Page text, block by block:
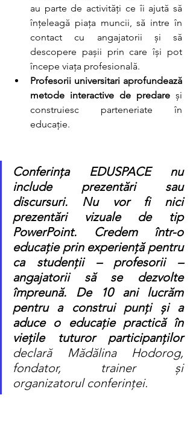
au parte de activități ce îi ajută să
înțeleagă piața muncii, să intre în
contact cu angajatorii și să
descopere pașii prin care își pot
începe viața profesională.
Profesorii universitari aprofundează
metode interactive de predare și
construiesc parteneriate în
educație.
Conferința EDUSPACE nu
include prezentări sau
discursuri. Nu vor fi nici
prezentări vizuale de tip
PowerPoint. Credem într-o
educație prin experiență pentru
ca studenții – profesorii –
angajatorii să se dezvolte
împreună. De 10 ani lucrăm
pentru a construi punți și a
aduce o educație practică în
viețile tuturor participanților
declară Mădălina Hodorog,
fondator, trainer și
organizatorul conferinței.